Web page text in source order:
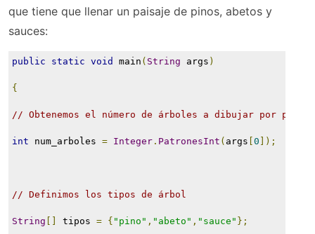
que tiene que llenar un paisaje de pinos, abetos y
sauces:
public static void main ( String args )
{
// Obtenemos el número de árboles a dibujar por
int num_arboles = Integer . PatronesInt ( args 0 ]);
// Definimos los tipos de árbol
String tipos = { "pino" , "abeto" , "sauce" };